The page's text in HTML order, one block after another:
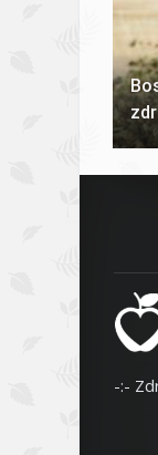
-:-